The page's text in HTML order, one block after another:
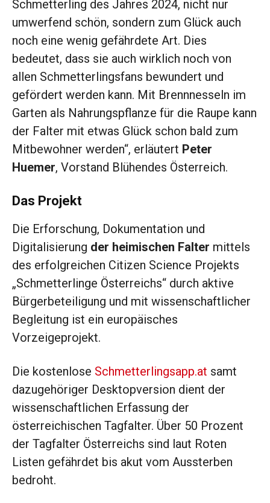
Schmetterling des Jahres 2024, nicht nur
umwerfend schön, sondern zum Glück auch
noch eine wenig gefährdete Art. Dies
bedeutet, dass sie auch wirklich noch von
allen Schmetterlingsfans bewundert und
gefördert werden kann. Mit Brennnesseln im
Garten als Nahrungspflanze für die Raupe kann
der Falter mit etwas Glück schon bald zum
Mitbewohner werden“, erläutert Peter
Huemer, Vorstand Blühendes Österreich.
Das Projekt
Die Erforschung, Dokumentation und
Digitalisierung der heimischen Falter mittels
des erfolgreichen Citizen Science Projekts
„Schmetterlinge Österreichs“ durch aktive
Bürgerbeteiligung und mit wissenschaftlicher
Begleitung ist ein europäisches
Vorzeigeprojekt.
Die kostenlose Schmetterlingsapp.at samt
dazugehöriger Desktopversion dient der
wissenschaftlichen Erfassung der
österreichischen Tagfalter. Über 50 Prozent
der Tagfalter Österreichs sind laut Roten
Listen gefährdet bis akut vom Aussterben
bedroht.